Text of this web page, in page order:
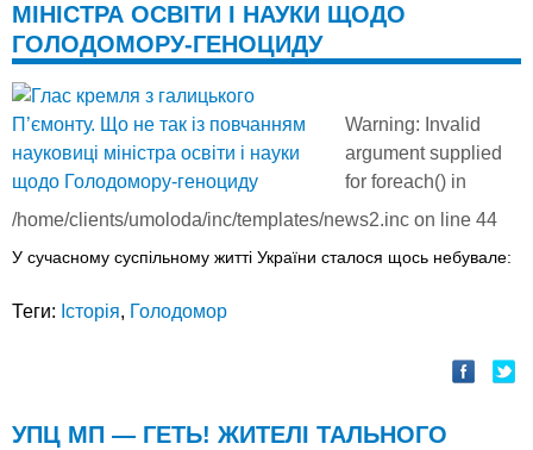
МІНІСТРА ОСВІТИ І НАУКИ ЩОДО
ГОЛОДОМОРУ-ГЕНОЦИДУ
Warning: Invalid
argument supplied
for foreach() in
/home/clients/umoloda/inc/templates/news2.inc on line 44
У сучасному суспільному житті України сталося щось небувале:
Теги: Історія, Голодомор
УПЦ МП — ГЕТЬ! ЖИТЕЛІ ТАЛЬНОГО